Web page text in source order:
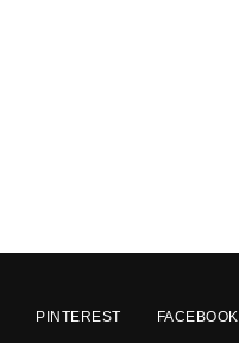
PINTEREST FACEBOOK